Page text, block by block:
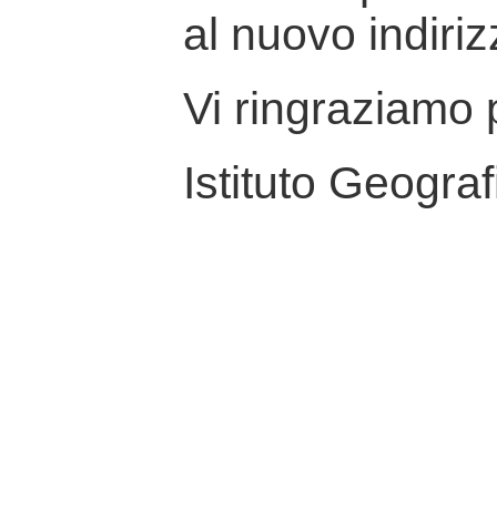
al nuovo
Vi ringraziamo
Istituto